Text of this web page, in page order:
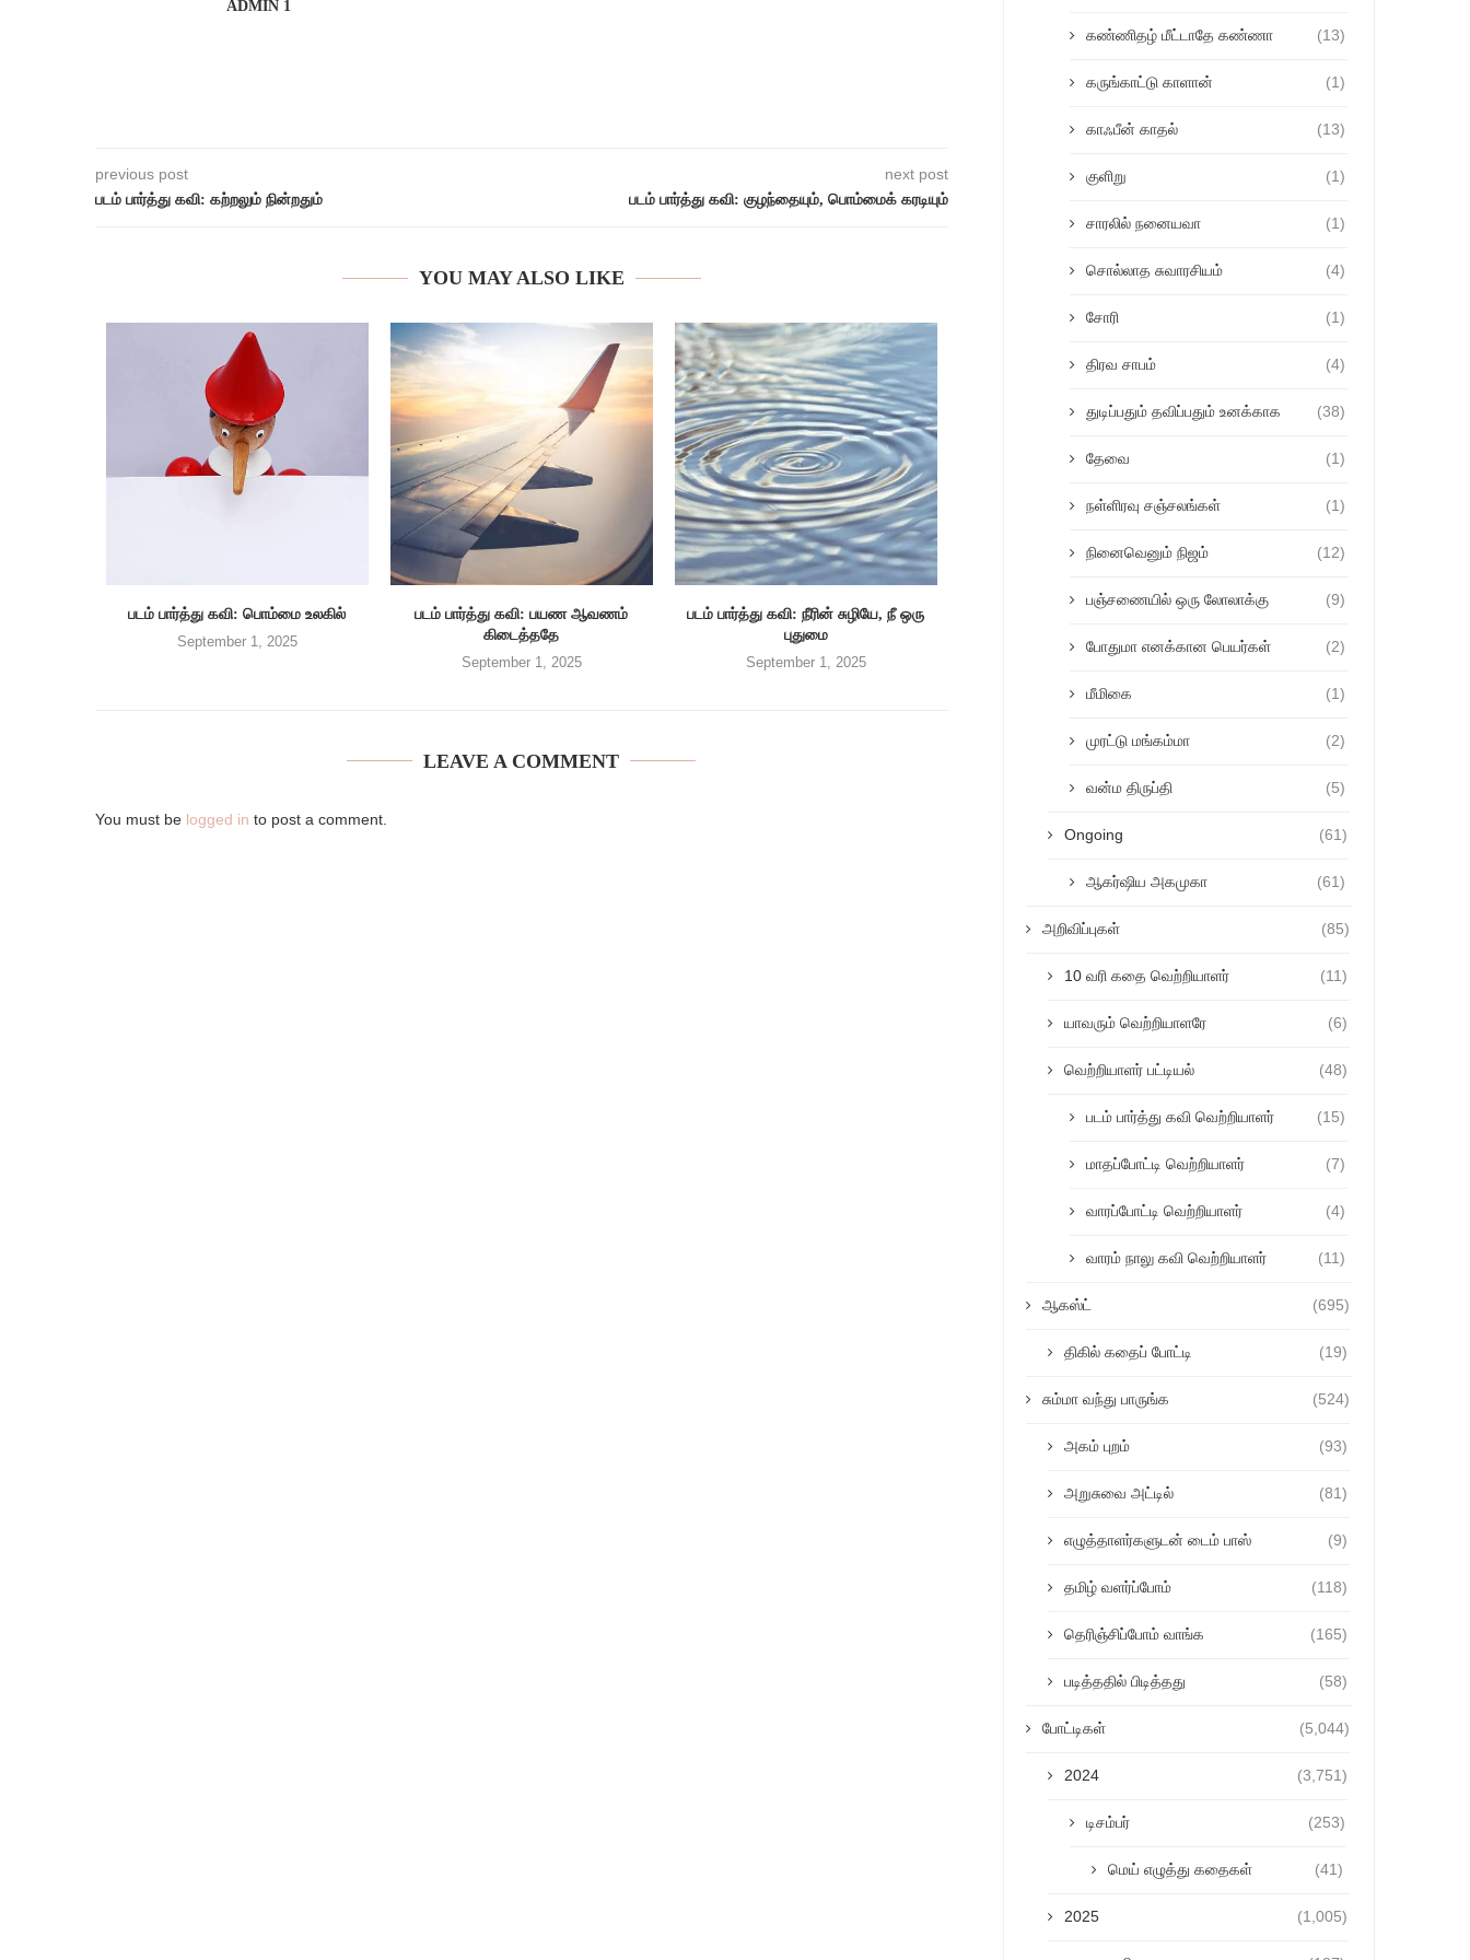
ADMIN 1
previous post
படம் பார்த்து கவி: கற்றலும் நின்றதும்
next post
படம் பார்த்து கவி: குழந்தையும், பொம்மைக் கரடியும்
YOU MAY ALSO LIKE
படம் பார்த்து கவி: பொம்மை உலகில்
September 1, 2025
படம் பார்த்து கவி: பயண ஆவணம்
கிடைத்ததே
September 1, 2025
படம் பார்த்து கவி: நீரின் சுழியே, நீ ஒரு
புதுமை
September 1, 2025
LEAVE A COMMENT
You must be logged in to post a comment.
கண்ணிதழ் மீட்டாதே கண்ணா (13)
கருங்காட்டு காளான் (1)
காஃபீன் காதல் (13)
குளிறு (1)
சாரலில் நனையவா (1)
சொல்லாத சுவாரசியம் (4)
சோரி (1)
திரவ சாபம் (4)
துடிப்பதும் தவிப்பதும் உனக்காக (38)
தேவை (1)
நள்ளிரவு சஞ்சலங்கள் (1)
நினைவெனும் நிஜம் (12)
பஞ்சணையில் ஒரு லோலாக்கு (9)
போதுமா எனக்கான பெயர்கள் (2)
மீமிகை (1)
முரட்டு மங்கம்மா (2)
வன்ம திருப்தி (5)
Ongoing (61)
ஆகர்ஷிய அகமுகா (61)
அறிவிப்புகள் (85)
10 வரி கதை வெற்றியாளர் (11)
யாவரும் வெற்றியாளரே (6)
வெற்றியாளர் பட்டியல் (48)
படம் பார்த்து கவி வெற்றியாளர் (15)
மாதப்போட்டி வெற்றியாளர் (7)
வாரப்போட்டி வெற்றியாளர் (4)
வாரம் நாலு கவி வெற்றியாளர் (11)
ஆகஸ்ட் (695)
திகில் கதைப் போட்டி (19)
சும்மா வந்து பாருங்க (524)
அகம் புறம் (93)
அறுசுவை அட்டில் (81)
எழுத்தாளர்களுடன் டைம் பாஸ் (9)
தமிழ் வளர்ப்போம் (118)
தெரிஞ்சிப்போம் வாங்க (165)
படித்ததில் பிடித்தது (58)
போட்டிகள் (5,044)
2024 (3,751)
டிசம்பர் (253)
மெய் எழுத்து கதைகள் (41)
2025 (1,005)